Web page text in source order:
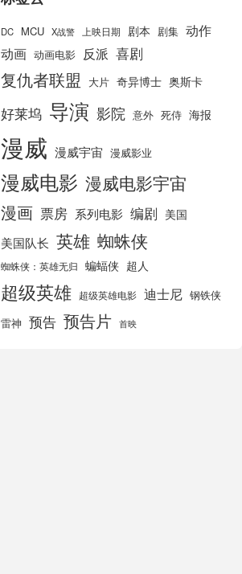
DC MCU X战警 上映日期 剧本 剧集 动作
动画 动画电影 反派 喜剧
复仇者联盟 大片 奇异博士 奥斯卡
好莱坞 导演 影院 意外 死侍 海报
漫威 漫威宇宙 漫威影业
漫威电影 漫威电影宇宙
漫画 票房 系列电影 编剧 美国
美国队长 英雄 蜘蛛侠
蜘蛛侠：英雄无归 蝙蝠侠 超人
超级英雄 超级英雄电影 迪士尼 钢铁侠
雷神 预告 预告片 首映